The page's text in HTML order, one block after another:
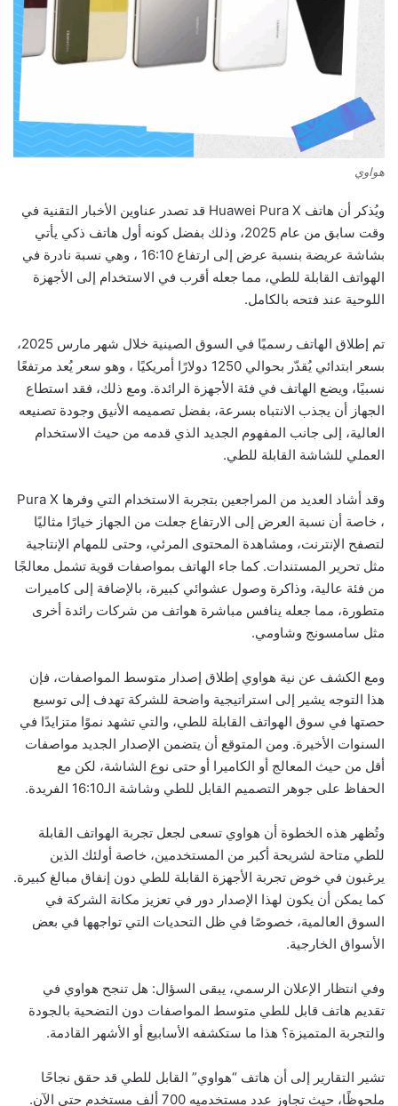
هواوي
ويُذكر أن هاتف Huawei Pura X قد تصدر عناوين الأخبار التقنية في
وقت سابق من عام 2025، وذلك بفضل كونه أول هاتف ذكي يأتي
بشاشة عريضة بنسبة عرض إلى ارتفاع 16:10 ، وهي نسبة نادرة في
الهواتف القابلة للطي، مما جعله أقرب في الاستخدام إلى الأجهزة
اللوحية عند فتحه بالكامل.
تم إطلاق الهاتف رسميًا في السوق الصينية خلال شهر مارس 2025،
بسعر ابتدائي يُقدّر بحوالي 1250 دولارًا أمريكيًا ، وهو سعر يُعد مرتفعًا
نسبيًا، ويضع الهاتف في فئة الأجهزة الرائدة. ومع ذلك، فقد استطاع
الجهاز أن يجذب الانتباه بسرعة، بفضل تصميمه الأنيق وجودة تصنيعه
العالية، إلى جانب المفهوم الجديد الذي قدمه من حيث الاستخدام
العملي للشاشة القابلة للطي.
وقد أشاد العديد من المراجعين بتجربة الاستخدام التي وفرها Pura X
، خاصة أن نسبة العرض إلى الارتفاع جعلت من الجهاز خيارًا مثاليًا
لتصفح الإنترنت، ومشاهدة المحتوى المرئي، وحتى للمهام الإنتاجية
مثل تحرير المستندات. كما جاء الهاتف بمواصفات قوية تشمل معالجًا
من فئة عالية، وذاكرة وصول عشوائي كبيرة، بالإضافة إلى كاميرات
متطورة، مما جعله ينافس مباشرة هواتف من شركات رائدة أخرى
مثل سامسونج وشاومي.
ومع الكشف عن نية هواوي إطلاق إصدار متوسط المواصفات، فإن
هذا التوجه يشير إلى استراتيجية واضحة للشركة تهدف إلى توسيع
حصتها في سوق الهواتف القابلة للطي، والتي تشهد نموًا متزايدًا في
السنوات الأخيرة. ومن المتوقع أن يتضمن الإصدار الجديد مواصفات
أقل من حيث المعالج أو الكاميرا أو حتى نوع الشاشة، لكن مع
الحفاظ على جوهر التصميم القابل للطي وشاشة الـ16:10 الفريدة.
وتُظهر هذه الخطوة أن هواوي تسعى لجعل تجربة الهواتف القابلة
للطي متاحة لشريحة أكبر من المستخدمين، خاصة أولئك الذين
يرغبون في خوض تجربة الأجهزة القابلة للطي دون إنفاق مبالغ كبيرة.
كما يمكن أن يكون لهذا الإصدار دور في تعزيز مكانة الشركة في
السوق العالمية، خصوصًا في ظل التحديات التي تواجهها في بعض
الأسواق الخارجية.
وفي انتظار الإعلان الرسمي، يبقى السؤال: هل تنجح هواوي في
تقديم هاتف قابل للطي متوسط المواصفات دون التضحية بالجودة
والتجربة المتميزة؟ هذا ما ستكشفه الأسابيع أو الأشهر القادمة.
تشير التقارير إلى أن هاتف “هواوي” القابل للطي قد حقق نجاحًا
ملحوظًا، حيث تجاوز عدد مستخدميه 700 ألف مستخدم حتى الآن.